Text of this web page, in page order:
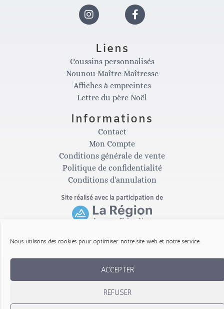
Nous utilisons des cookies pour optimiser notre site web et notre service.
ACCEPTER
REFUSER
I
n
s
t
a
g
r
a
m
F
c
e
b
o
o
k
-
f
Liens
Coussins personnalisés
Nounou Maître Maîtresse
Affiches à empreintes
Lettre du père Noël
Informations
Contact
Mon Compte
Conditions générale de vente
Politique de confidentialité
Conditions d'annulation
Site réalisé avec la participation de
Copyright © 2026 Les Gribouillis d'Arthur